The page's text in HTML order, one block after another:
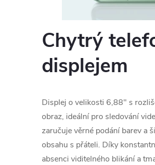
Chytrý
displejem
Displej o velikosti 6,88" s
obraz, ideální pro sledování
zaručuje věrné podání barev a
obsahu s přáteli. Díky
absenci viditelného blikání a